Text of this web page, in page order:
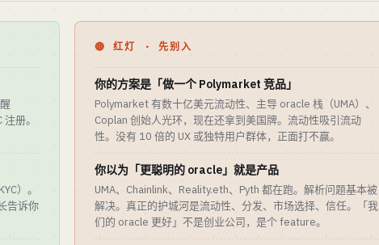
册。
）。
告诉你
🔴 红灯 · 先别入
你的方案是「做一个 Polymarket 竞品」
Polymarket 有数十亿美元流动性、主导 oracle 栈（UMA）、
Coplan 创始人光环，现在还拿到美国牌。流动性吸引流动
性。没有 10 倍的 UX 或独特用户群体，正面打不赢。
你以为「更聪明的 oracle」就是产品
UMA、Chainlink、Reality.eth、Pyth 都在跑。解析问题基本被
解决。真正的护城河是流动性、分发、市场选择、信任。「我
们的 oracle 更好」不是创业公司，是个 feature。